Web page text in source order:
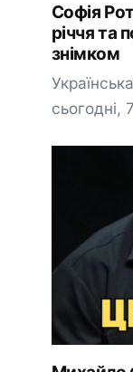
Софія
річчя та
знімком
сьогодні,